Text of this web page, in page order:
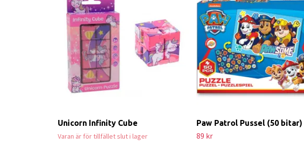
Unicorn Infinity Cube
Varan är för tillfället slut i lager
Paw Patrol Pussel (50 bitar)
89 kr